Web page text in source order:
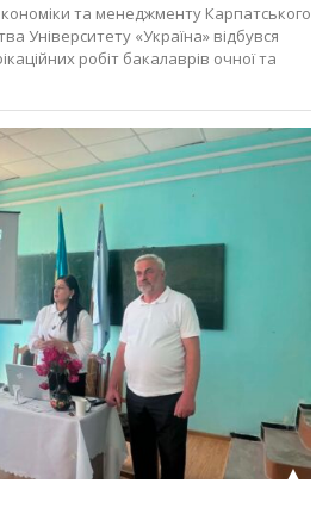
та менеджменту Карпатського
Університету «Україна» відбувся
робіт бакалаврів очної та